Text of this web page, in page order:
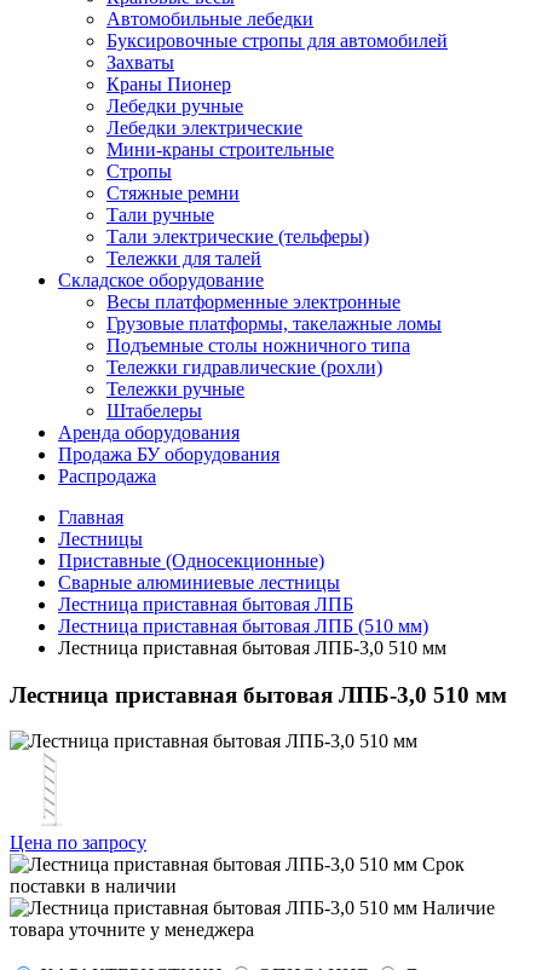
Автомобильные лебедки
Буксировочные стропы для автомобилей
Захваты
Краны Пионер
Лебедки ручные
Лебедки электрические
Мини-краны строительные
Стропы
Стяжные ремни
Тали ручные
Тали электрические (тельферы)
Тележки для талей
Складское оборудование
Весы платформенные электронные
Грузовые платформы, такелажные ломы
Подъемные столы ножничного типа
Тележки гидравлические (рохли)
Тележки ручные
Штабелеры
Аренда оборудования
Продажа БУ оборудования
Распродажа
Главная
Лестницы
Приставные (Односекционные)
Сварные алюминиевые лестницы
Лестница приставная бытовая ЛПБ
Лестница приставная бытовая ЛПБ (510 мм)
Лестница приставная бытовая ЛПБ-3,0 510 мм
Лестница приставная бытовая ЛПБ-3,0 510 мм
Цена по запросу
Срок
поставки в наличии
Наличие
товара уточните у менеджера